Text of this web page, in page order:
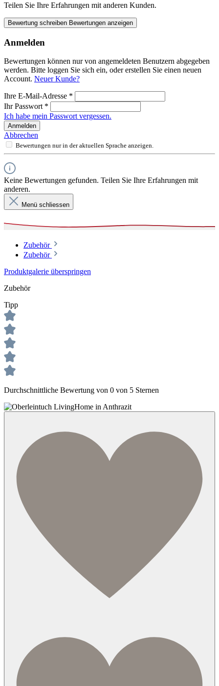
Teilen Sie Ihre Erfahrungen mit anderen Kunden.
Bewertung schreiben Bewertungen anzeigen
Anmelden
Bewertungen können nur von angemeldeten Benutzern abgegeben
werden. Bitte loggen Sie sich ein, oder erstellen Sie einen neuen
Account. Neuer Kunde?
Ihre E-Mail-Adresse *
Ihr Passwort *
Ich habe mein Passwort vergessen.
Anmelden
Abbrechen
Bewertungen nur in der aktuellen Sprache anzeigen.
Keine Bewertungen gefunden. Teilen Sie Ihre Erfahrungen mit
anderen.
Menü schliessen
Zubehör
Zubehör
Produktgalerie überspringen
Zubehör
Tipp
Durchschnittliche Bewertung von 0 von 5 Sternen